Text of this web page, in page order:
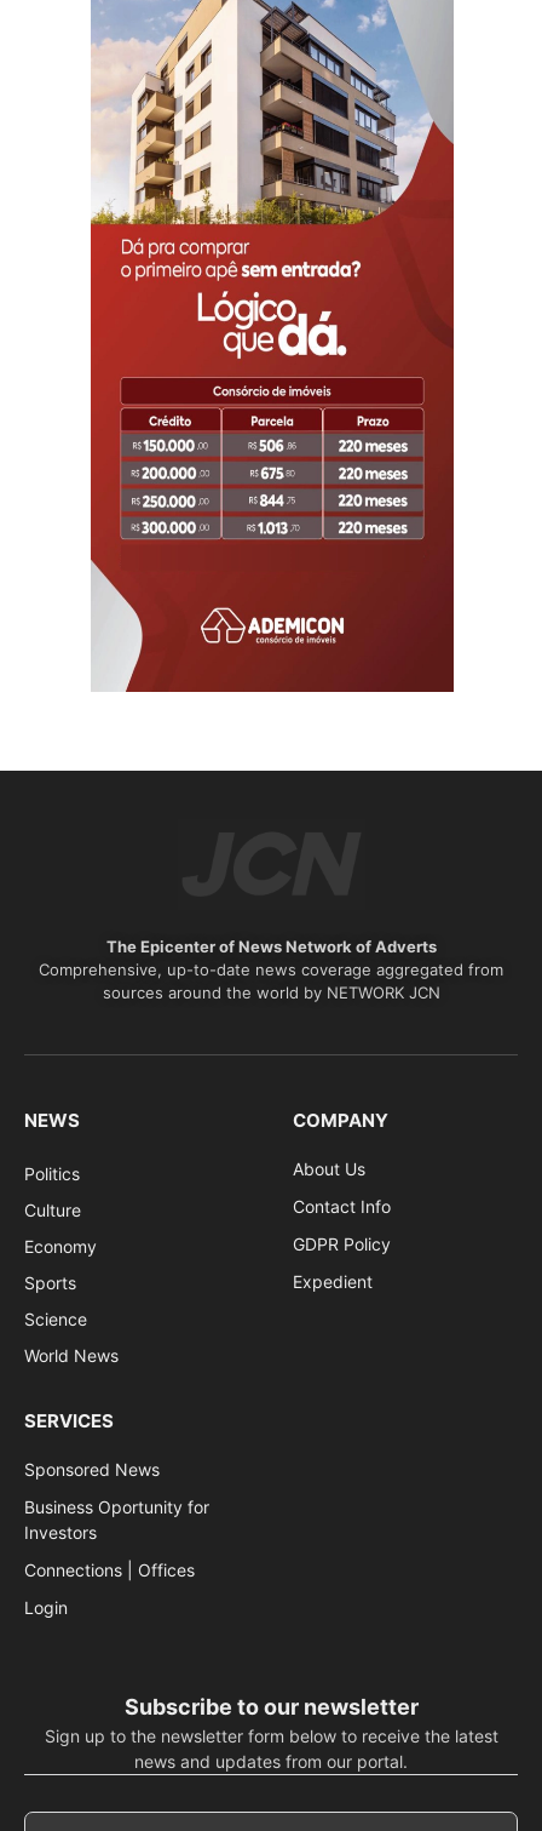
The Epicenter of News Network of Adverts
Comprehensive, up-to-date news coverage aggregated from
sources around the world by NETWORK JCN
NEWS
Politics
Culture
Economy
Sports
Science
World News
COMPANY
About Us
Contact Info
GDPR Policy
Expedient
SERVICES
Sponsored News
Business Oportunity for
Investors
Connections | Offices
Login
Subscribe to our newsletter
Sign up to the newsletter form below to receive the latest
news and updates from our portal.